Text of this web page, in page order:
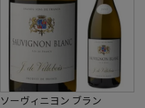
くじ 【送
ソーヴィニヨン ブラン